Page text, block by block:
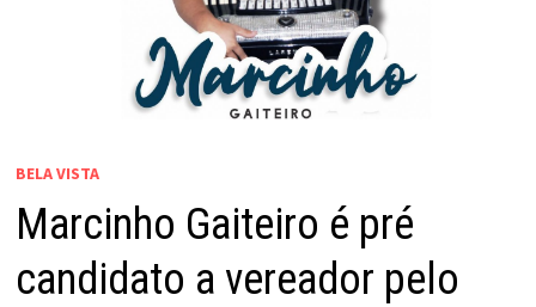
BELA VISTA
Marcinho Gaiteiro é pré
candidato a vereador pelo